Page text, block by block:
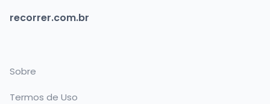
recorrer.com.br
Sobre
Termos de Uso